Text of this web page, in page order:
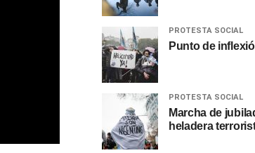
PROTESTA SOCIAL
Punto de
PROTESTA SOCIAL
Marcha de
heladera